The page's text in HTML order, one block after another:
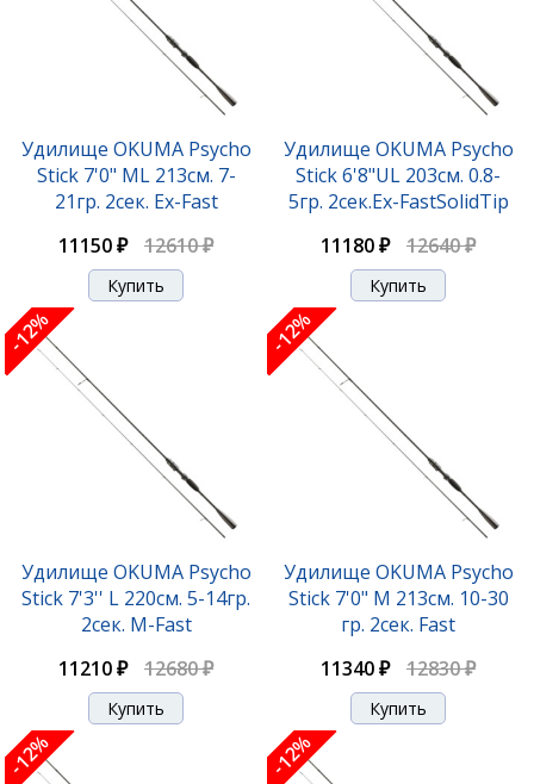
Удилище OKUMA Psycho
Stick 7'0" ML 213см. 7-
21гр. 2сек. Ex-Fast
11150 ₽
12610 ₽
Удилище OKUMA Psycho
Stick 6'8"UL 203см. 0.8-
5гр. 2сек.Ex-FastSolidTip
11180 ₽
12640 ₽
-12%
Удилище OKUMA Psycho
Stick 7'3'' L 220см. 5-14гр.
2сек. M-Fast
11210 ₽
12680 ₽
-12%
Удилище OKUMA Psycho
Stick 7'0" M 213см. 10-30
гр. 2сек. Fast
11340 ₽
12830 ₽
-12% -12%